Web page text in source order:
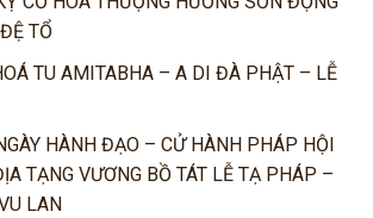
TỔ
TU AMITABHA – A DI ĐÀ PHẬT – LỄ
HÀNH ĐẠO – CỬ HÀNH PHÁP HỘI
TẠNG VƯƠNG BỒ TÁT LỄ TẠ PHÁP –
LAN